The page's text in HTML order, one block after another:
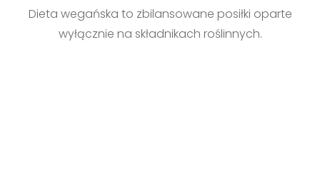
Dieta wegańska to zbilansowane posiłki oparte
wyłącznie na składnikach roślinnych.